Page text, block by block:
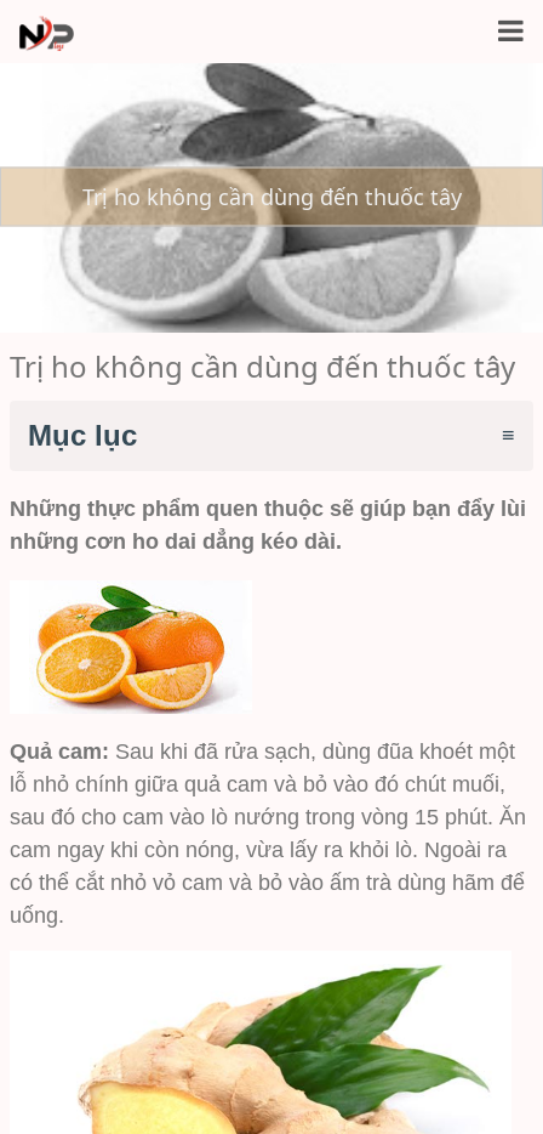
Trị ho không cần dùng đến thuốc tây
Trị ho không cần dùng đến thuốc tây
Mục lục
Những thực phẩm quen thuộc sẽ giúp bạn đẩy lùi
những cơn ho dai dẳng kéo dài.
Quả cam: Sau khi đã rửa sạch, dùng đũa khoét một
lỗ nhỏ chính giữa quả cam và bỏ vào đó chút muối,
sau đó cho cam vào lò nướng trong vòng 15 phút. Ăn
cam ngay khi còn nóng, vừa lấy ra khỏi lò. Ngoài ra
có thể cắt nhỏ vỏ cam và bỏ vào ấm trà dùng hãm để
uống.